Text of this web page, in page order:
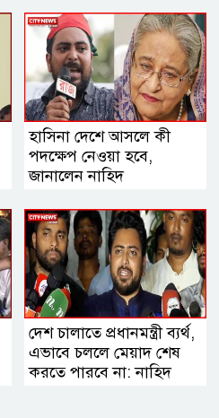
হাসিনা দেশে আসলে কী
পদক্ষেপ নেওয়া হবে,
জানালেন নাহিদ
দেশ চালাতে প্রধানমন্ত্রী ব্যর্থ,
এভাবে চললে মেয়াদ শেষ
করতে পারবে না: নাহিদ